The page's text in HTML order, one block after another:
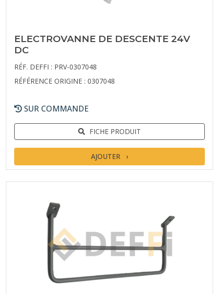
ELECTROVANNE DE DESCENTE 24V
DC
RÉF. DEFFI : PRV-0307048
RÉFÉRENCE ORIGINE : 0307048
SUR COMMANDE
FICHE PRODUIT
AJOUTER